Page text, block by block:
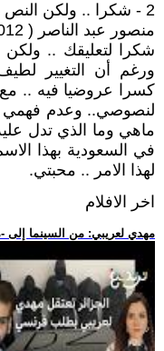
2 - شكرا .. ولكن النص موزون والتغيير لطيف رغم أنه
منصور عبد الناصر ( 2012 / 2 / 5 - 13:20 )
شكرا لتعليقك ..
ورغم أن التغيير
كسرا عروضيا فيه .. مع
لنصوصي.. وعدم فهمي
ماهي وما الذي تدل
في السعودية بهذا
لهذا الامر .. محبتي.
اخر الافلام
.. مهدي لعريبي: من السينما